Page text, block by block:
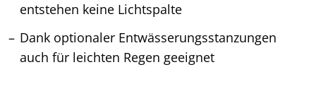
entstehen keine Lichtspalte
Dank optionaler Entwässerungsstanzungen
auch für leichten Regen geeignet